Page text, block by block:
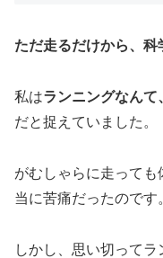
ただ走るだけから、
私はランニングなん
だと捉えていました。
がむしゃらに走って
当に苦痛だったのです
しかし、思い切って